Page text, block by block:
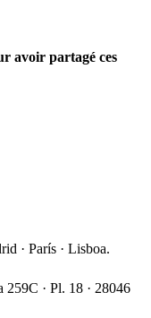
avoir partagé ces
· París · Lisboa.
259C · Pl. 18 · 28046